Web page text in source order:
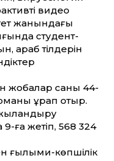
видео
жанындағы
студент­
араб тілдерін
жобалар саны 44-
құрап отыр.
ға жетіп, 568 324
ғылыми-көпшілік